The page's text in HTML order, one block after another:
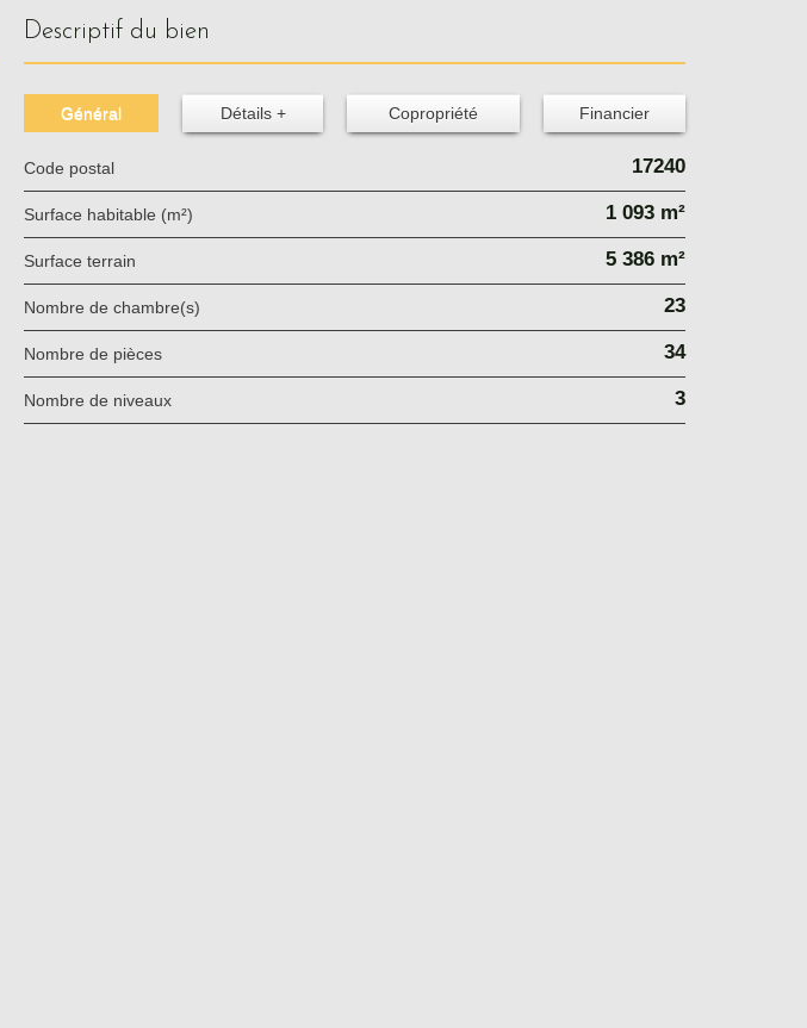
descriptif du bien
Général Détails + Copropriété Financier
Code postal 17240
Surface habitable (m²) 1 093 m²
surface terrain 5 386 m²
Nombre de chambre(s) 23
Nombre de pièces 34
Nombre de niveaux 3